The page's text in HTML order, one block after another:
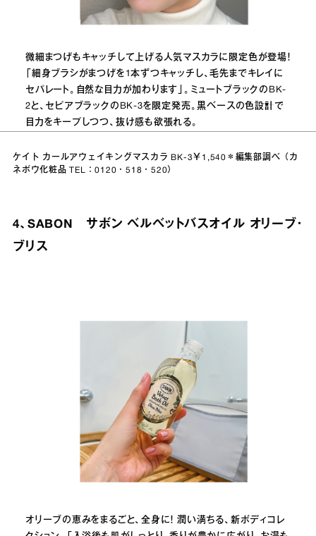
微細まつげもキャッチして上げる人気マスカラに限定色が登場！
「細身ブラシがまつげを1本ずつキャッチし、毛先までキレイに
セパレート。自然な目力が加わります」。ミュートブラックのBK‐
2と、セピアブラックのBK‐3を限定発売。黒ベースの色設計で
目力をキープしつつ、抜け感も欲張れる。
ケイト カールアウェイキングマスカラ BK‐3￥1,540＊編集部調べ（カ
ネボウ化粧品 TEL：0120・518・520）
4、SABON サボン ベルベットバスオイル オリーブ・
ブリス
オリーブの恵みをまるごと、全身に！ 潤い満ちる、新ボディコレ